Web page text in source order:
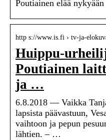
Poutiainen elää
http s://www.is.fi › tv-ja-
Huippu-
Poutiainen
ja …
6.8.2018 — Vaikka
lapsista päävastuun,
vaihtoon ja pepun
lähtien. – …